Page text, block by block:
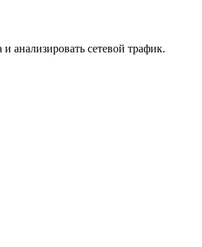
анализировать сетевой трафик.